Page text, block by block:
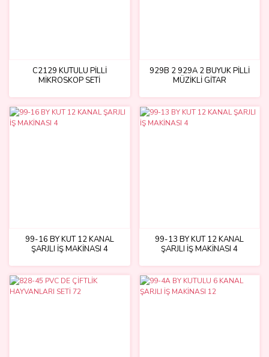
C2129 KUTULU PİLLİ
MİKROSKOP SETİ
929B 2 929A 2 BÜYÜK PİLLİ
MÜZİKLİ GİTAR
99-16 BY KUT 12 KANAL
ŞARJLI İŞ MAKİNASI 4
99-13 BY KUT 12 KANAL
ŞARJLI İŞ MAKİNASI 4